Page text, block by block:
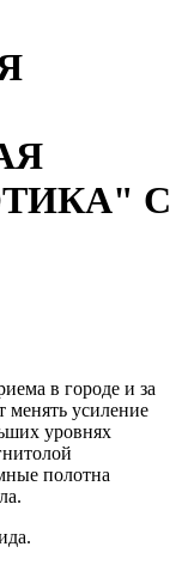
С
в городе и за
менять усиление
уровнях
полотна